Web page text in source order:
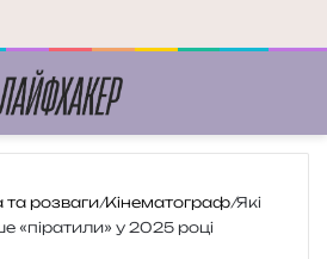
та розваги/Кінематограф/Які
«піратили» у 2025 році